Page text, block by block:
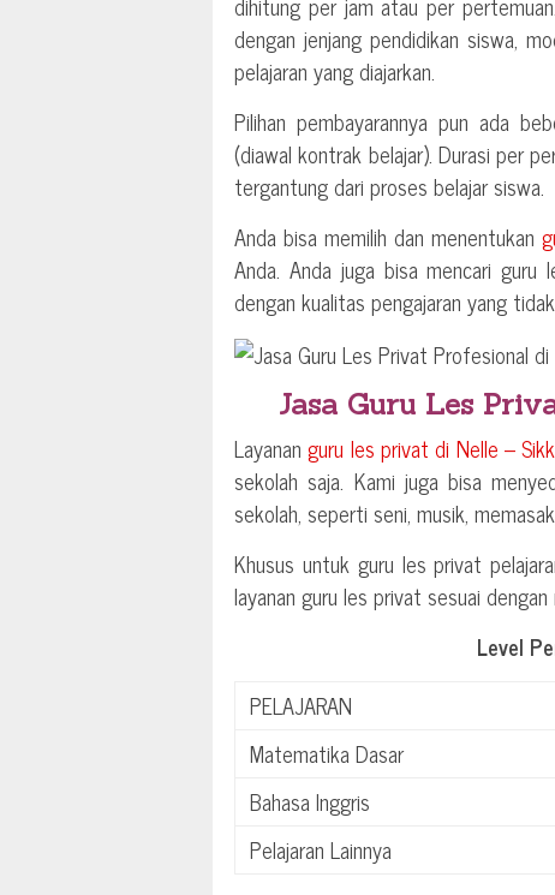
dengan jenjang pendidikan siswa,
pelajaran yang diajarkan.
Pilihan pembayarannya pun ada
(diawal kontrak belajar). Durasi per
tergantung dari proses belajar siswa.
Anda bisa memilih dan menentukan
Anda. Anda juga bisa mencari
dengan kualitas pengajaran yang
Jasa Guru Les
Layananguru les privat di Nelle –
sekolah saja. Kami juga bisa
sekolah, seperti seni, musik,
Khusus untuk guru les privat
layanan guru les privat sesuai
Level
PELAJARAN
Matematika Dasar
Bahasa Inggris
Pelajaran Lainnya